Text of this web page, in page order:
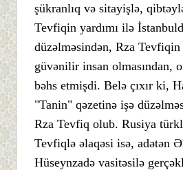
şükranlıq və sitayişlə,
Tevfiqin yardımı ilə
düzəlməsindən, Rza
güvənilir insan olmasından,
bəhs etmişdi. Belə çıxır ki,
"Tanin" qəzetinə işə
Rza Tevfiq olub. Rusiya
Tevfiqlə əlaqəsi isə, adətən
Hüseynzadə vasitəsilə